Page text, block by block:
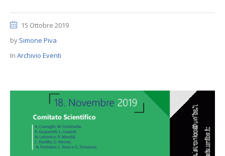
15 Ottobre 2019
by Simone Piva
In Archivio Eventi